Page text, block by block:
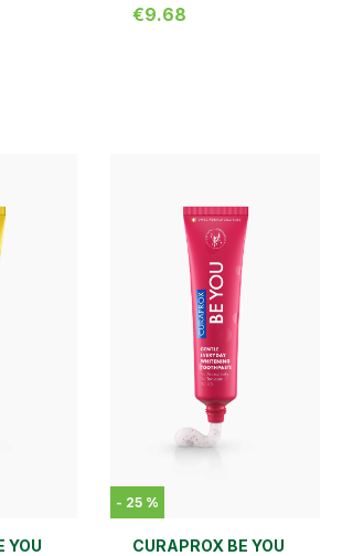
€9.68
YOU
- 25 %
CURAPROX BE YOU